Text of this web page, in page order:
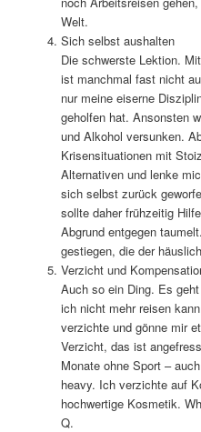
Welt.
Sich selbst aushalten
Die schwerste Lektion.
ist manchmal fast nicht
nur meine eiserne
geholfen hat. Ansonsten
und Alkohol versunken.
Krisensituationen mit
Alternativen und lenke
sich selbst zurück
sollte daher frühzeitig
Abgrund entgegen
gestiegen, die der
Verzicht und
Auch so ein Ding. Es
ich nicht mehr reisen
verzichte und gönne mir
Verzicht, das ist
Monate ohne Sport –
heavy. Ich verzichte auf
hochwertige Kosmetik.
Q.